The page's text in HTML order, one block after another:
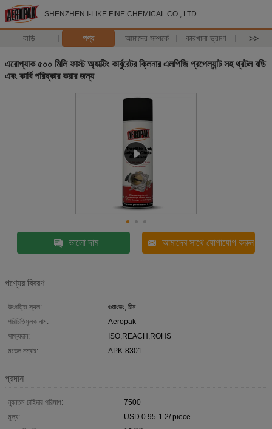
SHENZHEN I-LIKE FINE CHEMICAL CO., LTD
বাড়ি পণ্য আমাদের সম্পর্কে কারখানা ভ্রমণ >>
এরোপ্যাক ৫০০ মিলি ফাস্ট অ্যাক্টিং কার্বুরেটর ক্লিনার এলপিজি প্রপেল্যান্ট সহ থ্রটল বডি
এবং কার্বি পরিষ্কার করার জন্য
ভালো দাম আমাদের সাথে যোগাযোগ করুন
পণ্যের বিবরণ
উৎপত্তি স্থল:
গুয়াংডং, চীন
পরিচিতিমুলক নাম:
Aeropak
সাক্ষ্যদান:
ISO,REACH,ROHS
মডেল নম্বার:
APK-8301
প্রদান
ন্যূনতম চাহিদার পরিমাণ:
7500
মূল্য:
USD 0.95-1.2/ piece